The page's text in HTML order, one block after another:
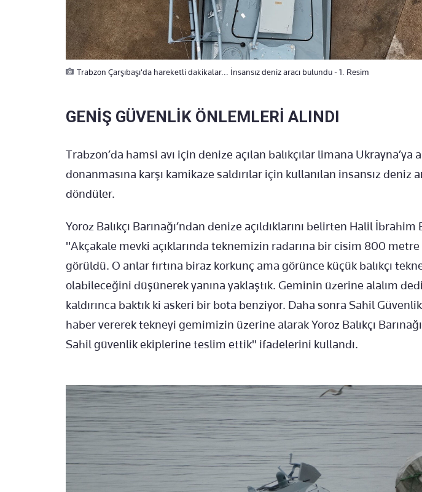
Trabzon Çarşıbaşı'da hareketli dakikalar... İnsansız deniz aracı bulundu - 1. Resim
GENİŞ GÜVENLİK ÖNLEMLERİ ALINDI
Trabzon’da hamsi avı için denize açılan balıkçılar limana Ukrayna’ya
donanmasına karşı kamikaze saldırılar için kullanılan insansız deniz
döndüler.
Yoroz Balıkçı Barınağı’ndan denize açıldıklarını belirten Halil İbrahim
"Akçakale mevki açıklarında teknemizin radarına bir cisim 800 metre
görüldü. O anlar fırtına biraz korkunç ama görünce küçük balıkçı
olabileceğini düşünerek yanına yaklaştık. Geminin üzerine alalım
kaldırınca baktık ki askeri bir bota benziyor. Daha sonra Sahil
haber vererek tekneyi gemimizin üzerine alarak Yoroz Balıkçı
Sahil güvenlik ekiplerine teslim ettik" ifadelerini kullandı.